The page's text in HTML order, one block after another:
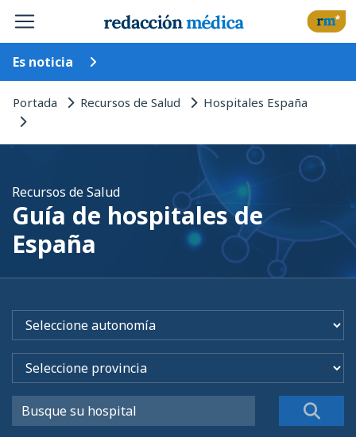
Es noticia
Portada Recursos de Salud Hospitales España
Recursos de Salud
Guía de hospitales de
España